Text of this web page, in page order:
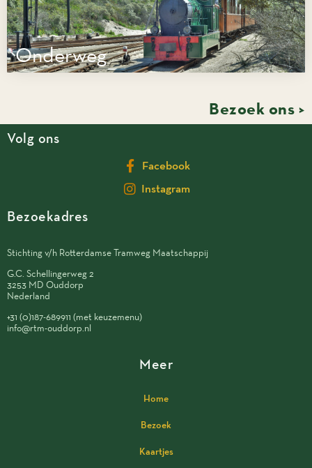
Onderweg
Bezoek ons >
Volg ons
Facebook
Instagram
Bezoekadres
Stichting v/h Rotterdamse Tramweg Maatschappij
G.C. Schellingerweg 2
3253 MD Ouddorp
Nederland
+31 (0)187-689911 (met keuzemenu)
info@rtm-ouddorp.nl
Meer
Home
Bezoek
Kaartjes